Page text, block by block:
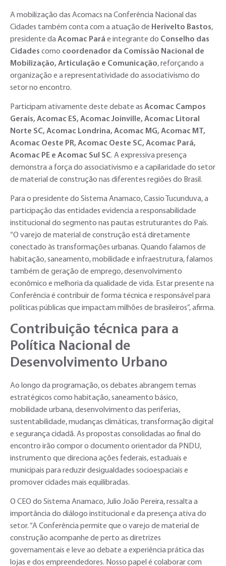
A mobilização das Acomacs na Conferência Nacional das
Cidades também conta com a atuação de Herivelto Bastos,
presidente daAcomac Pará e integrante do Conselho das
Cidades como coordenador da Comissão Nacional de
Mobilização, Articulação e Comunicação, reforçando a
organização e a representatividade do associativismo do
setor no encontro.
Participam ativamente deste debate as Acomac Campos
Gerais, Acomac ES, Acomac Joinville, Acomac Litoral
Norte SC, Acomac Londrina, Acomac MG, Acomac MT,
Acomac Oeste PR, Acomac Oeste SC, Acomac Pará,
Acomac PE e Acomac Sul SC. A expressiva presença
demonstra a força do associativismo e a capilaridade do setor
de material de construção nas diferentes regiões do Brasil.
Para o presidente do Sistema Anamaco, Cassio Tucunduva, a
participação das entidades evidencia a responsabilidade
institucional do segmento nas pautas estruturantes do País.
“O varejo de material de construção está diretamente
conectado às transformações urbanas. Quando falamos de
habitação, saneamento, mobilidade e infraestrutura, falamos
também de geração de emprego, desenvolvimento
econômico e melhoria da qualidade de vida. Estar presente na
Conferência é contribuir de forma técnica e responsável para
políticas públicas que impactam milhões de brasileiros”, afirma.
Contribuição técnica para a
Política Nacional de
Desenvolvimento Urbano
Ao longo da programação, os debates abrangem temas
estratégicos como habitação, saneamento básico,
mobilidade urbana, desenvolvimento das periferias,
sustentabilidade, mudanças climáticas, transformação digital
e segurança cidadã. As propostas consolidadas ao final do
encontro irão compor o documento orientador da PNDU,
instrumento que direciona ações federais, estaduais e
municipais para reduzir desigualdades socioespaciais e
promover cidades mais equilibradas.
O CEO do Sistema Anamaco, Julio João Pereira, ressalta a
importância do diálogo institucional e da presença ativa do
setor. “A Conferência permite que o varejo de material de
construção acompanhe de perto as diretrizes
governamentais e leve ao debate a experiência prática das
lojas e dos empreendedores. Nosso papel é colaborar com